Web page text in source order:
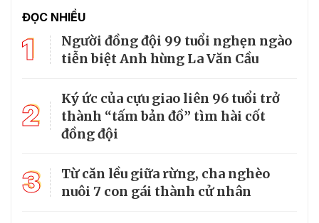
ĐỌC NHIỀU
1
Người đồng đội 99 tuổi nghẹn ngào
tiễn biệt Anh hùng La Văn Cầu
2
Ký ức của cựu giao liên 96 tuổi trở
thành “tấm bản đồ” tìm hài cốt
đồng đội
3
Từ căn lều giữa rừng, cha nghèo
nuôi 7 con gái thành cử nhân